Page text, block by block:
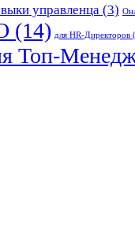
управленца (3)
(14) для HR-Директоров
Топ-